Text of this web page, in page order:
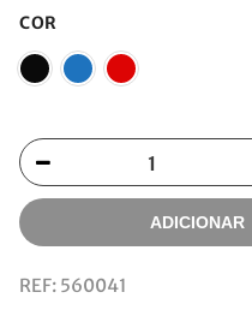
COR
ADICIONAR
REF: 560041